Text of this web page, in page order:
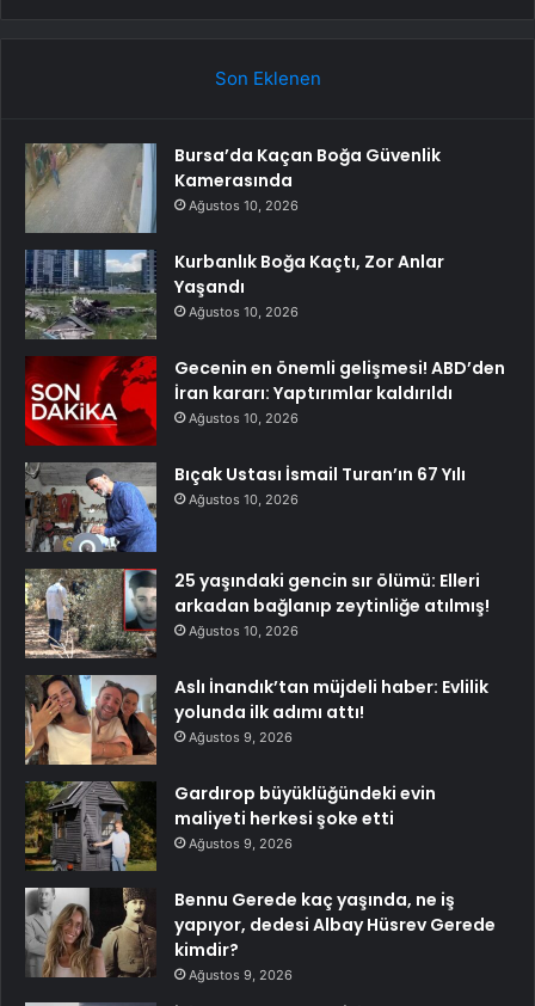
Son Eklenen
Bursa’da Kaçan Boğa Güvenlik
Kamerasında
Ağustos 10, 2026
Kurbanlık Boğa Kaçtı, Zor Anlar
Yaşandı
Ağustos 10, 2026
Gecenin en önemli gelişmesi! ABD’den
İran kararı: Yaptırımlar kaldırıldı
Ağustos 10, 2026
Bıçak Ustası İsmail Turan’ın 67 Yılı
Ağustos 10, 2026
25 yaşındaki gencin sır ölümü: Elleri
arkadan bağlanıp zeytinliğe atılmış!
Ağustos 10, 2026
Aslı İnandık’tan müjdeli haber: Evlilik
yolunda ilk adımı attı!
Ağustos 9, 2026
Gardırop büyüklüğündeki evin
maliyeti herkesi şoke etti
Ağustos 9, 2026
Bennu Gerede kaç yaşında, ne iş
yapıyor, dedesi Albay Hüsrev Gerede
kimdir?
Ağustos 9, 2026